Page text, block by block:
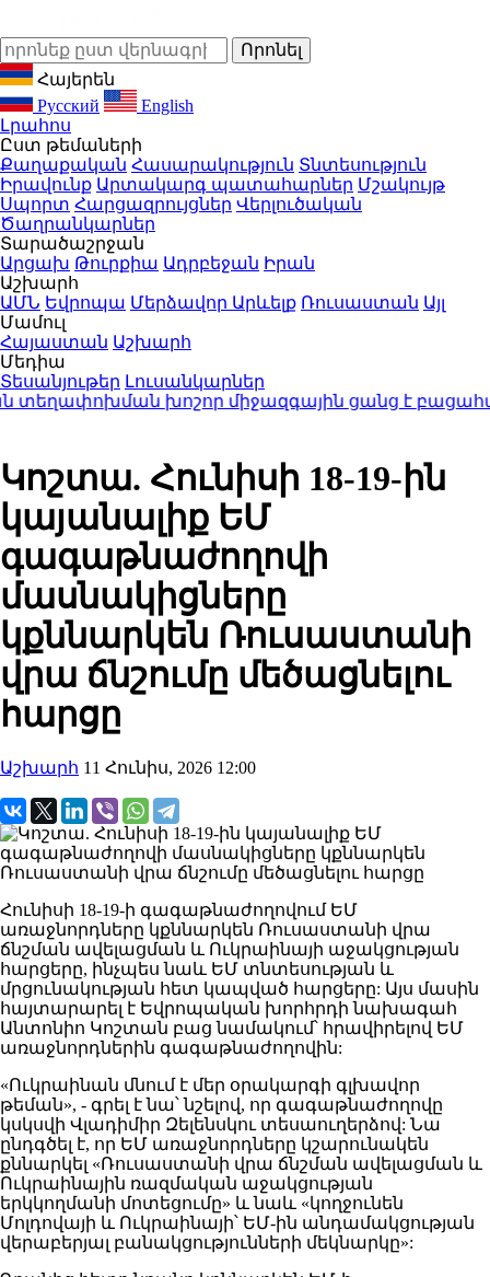
Հայերեն
Русский
English
Լրահոս
Ըստ թեմաների
Քաղաքական Հասարակություն Տնտեսություն
Իրավունք Արտակարգ պատահարներ Մշակույթ
Սպորտ Հարցազրույցներ Վերլուծական
Ծաղրանկարներ
Տարածաշրջան
Արցախ Թուրքիա Ադրբեջան Իրան
Աշխարհ
ԱՄՆ Եվրոպա Մերձավոր Արևելք Ռուսաստան Այլ
Մամուլ
Հայաստան Աշխարհ
Մեդիա
Տեսանյութեր Լուսանկարներ
խոշոր միջազգային ցանց է
Կոշտա. Հունիսի 18-19-ին
կայանալիք ԵՄ
գագաթնաժողովի
մասնակիցները
կքննարկեն Ռուսաստանի
վրա ճնշումը մեծացնելու
հարցը
Աշխարհ 11 Հունիս, 2026 12:00
Հունիսի 18-19-ի գագաթնաժողովում ԵՄ
առաջնորդները կքննարկեն Ռուսաստանի վրա
ճնշման ավելացման և Ուկրաինայի աջակցության
հարցերը, ինչպես նաև ԵՄ տնտեսության և
մրցունակության հետ կապված հարցերը: Այս մասին
հայտարարել է Եվրոպական խորհրդի նախագահ
Անտոնիո Կոշտան բաց նամակում՝ հրավիրելով ԵՄ
առաջնորդներին գագաթնաժողովին:
«Ուկրաինան մնում է մեր օրակարգի գլխավոր
թեման», - գրել է նա՝ նշելով, որ գագաթնաժողովը
կսկսվի Վլադիմիր Զելենսկու տեսաուղերձով: Նա
ընդգծել է, որ ԵՄ առաջնորդները կշարունակեն
քննարկել «Ռուսաստանի վրա ճնշման ավելացման և
Ուկրաինային ռազմական աջակցության
երկկողմանի մոտեցումը» և նաև «կողջունեն
Մոլդովայի և Ուկրաինայի՝ ԵՄ-ին անդամակցության
վերաբերյալ բանակցությունների մեկնարկը»: